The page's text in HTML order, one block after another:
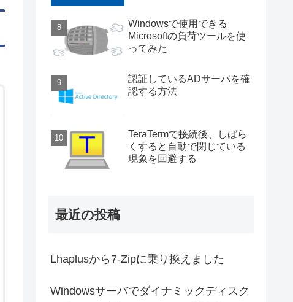
Windowsで使用できる
Microsoftの負荷ツールを使
ってみた
認証しているADサーバを確
認する方法
TeraTermで接続後、しばら
くすると自動で閉じている
現象を回避する
最近の投稿
Lhaplusから7-Zipに乗り換えました
Windowsサーバでダイナミックディスク